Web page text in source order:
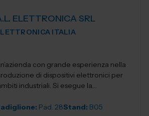
ELETTRONICA SRL
ITALIA
con grande esperienza nella
di dispositivi elettronici per
industriali. Si esegue la
Pad. 28Stand: B05